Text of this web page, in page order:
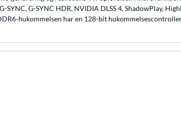
G-SYNC HDR, NVIDIA DLSS 4, ShadowPlay,
hukommelsen har en 128-bit